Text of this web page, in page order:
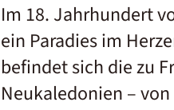
Im 18. Jahrhundert
ein Paradies im
befindet sich die zu
Neukaledonien –